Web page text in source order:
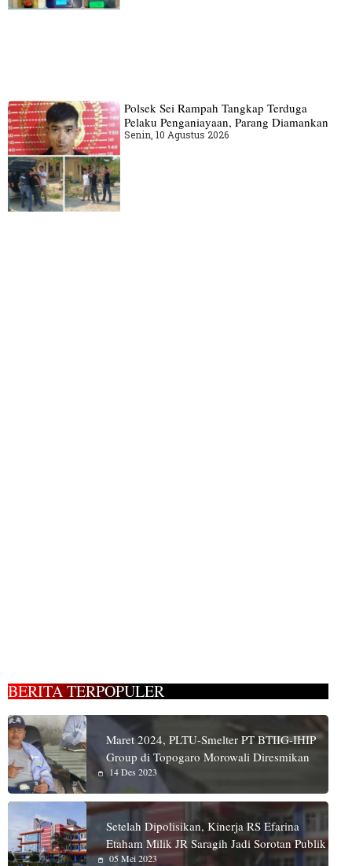
Polsek Sei Rampah Tangkap Terduga
Pelaku Penganiayaan, Parang Diamankan
Senin, 10 Agustus 2026
BERITA TERPOPULER
Maret 2024, PLTU-Smelter PT BTIIG-IHIP
Group di Topogaro Morowali Diresmikan
14 Des 2023
Setelah Dipolisikan, Kinerja RS Efarina
Etaham Milik JR Saragih Jadi Sorotan Publik
05 Mei 2023